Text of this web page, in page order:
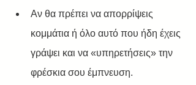
Αν θα πρέπει να απορρίψεις
κομμάτια ή όλο αυτό που ήδη έχεις
γράψει και να «υπηρετήσεις» την
φρέσκια σου έμπνευση.